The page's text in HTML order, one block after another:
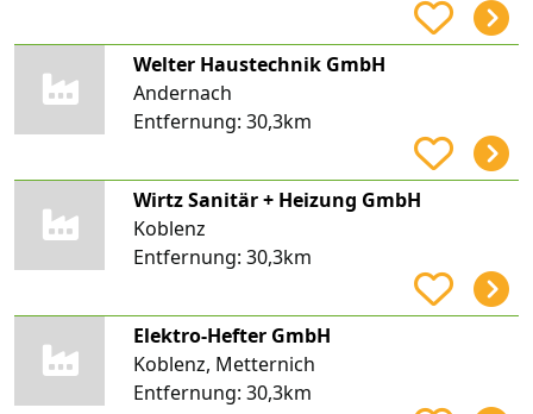
Welter Haustechnik GmbH
Andernach
Entfernung: 30,3km
Wirtz Sanitär + Heizung GmbH
Koblenz
Entfernung: 30,3km
Elektro-Hefter GmbH
Koblenz, Metternich
Entfernung: 30,3km